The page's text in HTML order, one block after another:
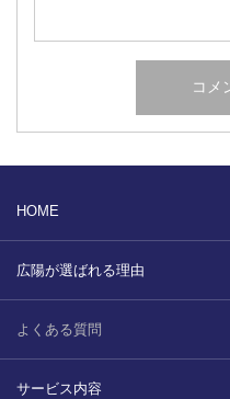
HOME
広陽が選ばれる理由
よくある質問
サービス内容